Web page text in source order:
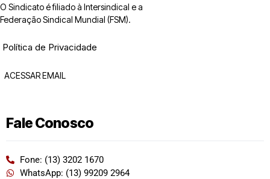
O Sindicato é filiado à Intersindical e a
Federação Sindical Mundial (FSM).
Política de Privacidade
ACESSAR EMAIL
Fale Conosco
Fone: (13) 3202 1670
WhatsApp: (13) 99209 2964